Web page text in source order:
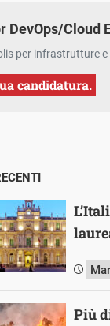
DevOps/Cloud
per infrastrutture
candidatura.
Più